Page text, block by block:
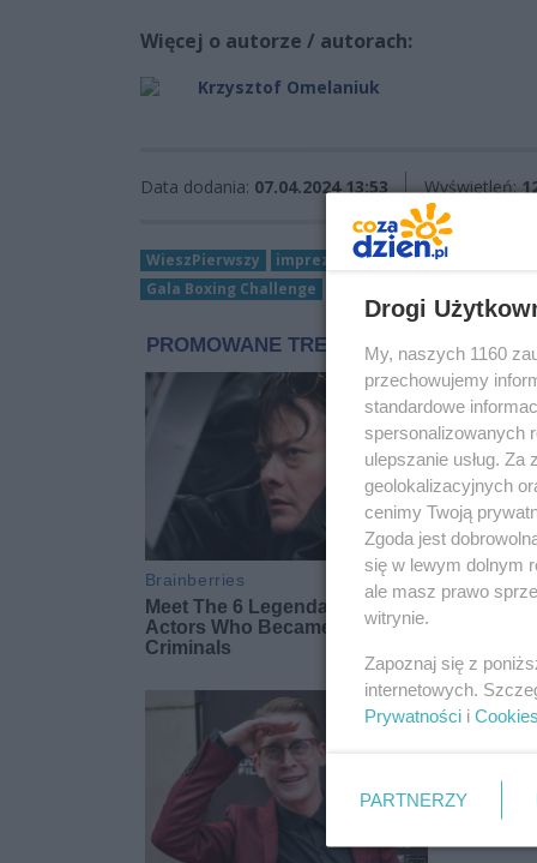
Więcej o autorze / autorach:
Krzysztof Omelaniuk
Data dodania: 07.04.2024 13:53 Wyświetleń:
WieszPierwszy impreza charytatywna
Gala Boxing Challenge
Drogi
My, naszych 1160
przechowujemy
standardowe
spersonalizowanych
ulepszanie usług.
geolokalizacyjnych
cenimy Twoją
Zgoda jest
się w lewym dolnym
ale masz prawo
witrynie.
Zapoznaj się z
internetowych.
Prywatności i Cookies
PARTNERZY